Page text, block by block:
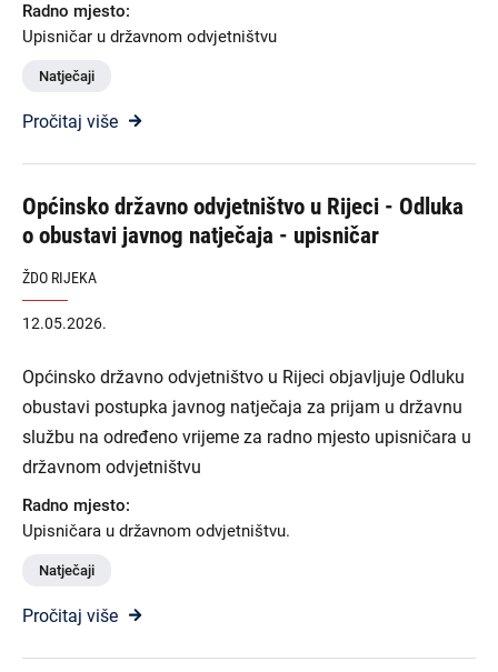
Radno mjesto:
Upisničar u državnom odvjetništvu
Natječaji
Pročitaj više
Općinsko državno odvjetništvo u Rijeci - Odluka
o obustavi javnog natječaja - upisničar
ŽDO RIJEKA
12.05.2026.
Općinsko državno odvjetništvo u Rijeci objavljuje Odluku
obustavi postupka javnog natječaja za prijam u državnu
službu na određeno vrijeme za radno mjesto upisničara u
državnom odvjetništvu
Radno mjesto:
Upisničara u državnom odvjetništvu.
Natječaji
Pročitaj više